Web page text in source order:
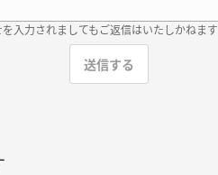
入力されましてもご返信はいたしかねます